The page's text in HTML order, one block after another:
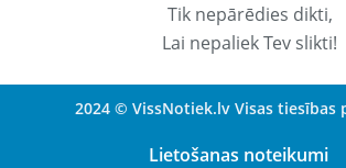
Tik nepārēdies dikti,
Lai nepaliek Tev slikti!
2024 © VissNotiek.lv Visas tiesības
Lietošanas noteikumi